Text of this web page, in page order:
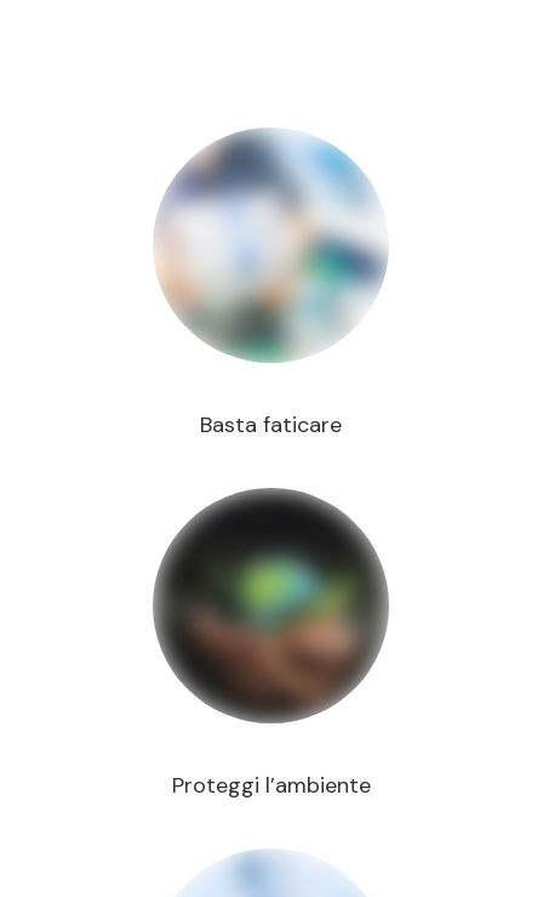
Basta faticare
Proteggi l’ambiente